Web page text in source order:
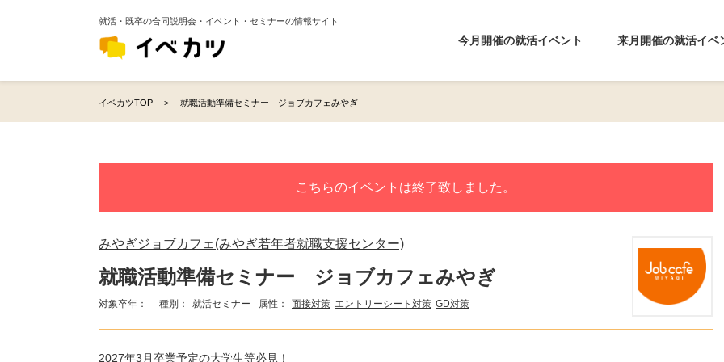
就活・既卒の合同説明会・イベント・セミナーの情報サイト
今月開催の就活イベント 来月開催の就活イベ
イベカツTOP 就職活動準備セミナー ジョブカフェみやぎ
こちらのイベントは終了致しました。
みやぎジョブカフェ(みやぎ若年者就職支援センター)
就職活動準備セミナー ジョブカフェみやぎ
対象卒年： 種別： 就活セミナー 属性： 面接対策 エントリーシート対策 GD対策
2027年3月卒業予定の大学生等必見！